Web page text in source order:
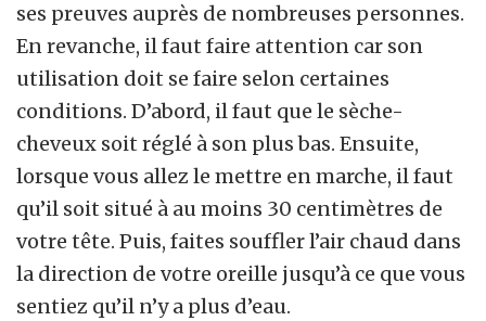
ses preuves auprès de nombreuses personnes.
En revanche, il faut faire attention car son
utilisation doit se faire selon certaines
conditions. D’abord, il faut que le sèche-
cheveux soit réglé à son plus bas. Ensuite,
lorsque vous allez le mettre en marche, il faut
qu’il soit situé à au moins 30 centimètres de
votre tête. Puis, faites souffler l’air chaud dans
la direction de votre oreille jusqu’à ce que vous
sentiez qu’il n’y a plus d’eau.